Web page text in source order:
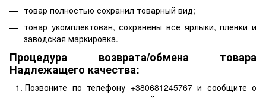
товар полностью сохранил товарный вид;
товар укомплектован, сохранены все ярлыки, пленки и
заводская маркировка.
Процедура возврата/обмена товара
Надлежащего качества:
Позвоните по телефону +380681245767 и сообщите о